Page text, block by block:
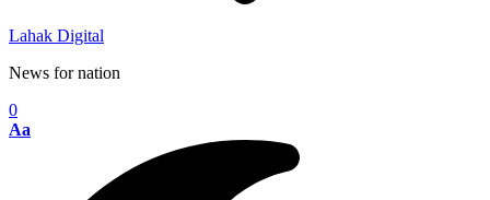
Lahak Digital
News for nation
0
Aa